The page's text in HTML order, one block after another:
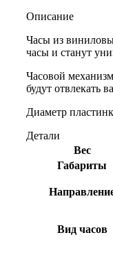
Описание
Часы из
часы и станут
Часовой
будут отвлекать
Диаметр
Детали
Вес
Габариты
Вид часов